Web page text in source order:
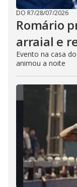
DO R7/28/07/2026
Romário
arraial e
Evento na casa
animou a noite